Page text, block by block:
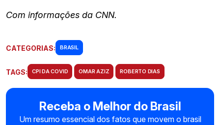
Com informações da CNN.
CATEGORIAS: BRASIL
TAGS: CPI DA COVID OMAR AZIZ ROBERTO DIAS
Receba o Melhor do Brasil
Um resumo essencial dos fatos que movem o brasil